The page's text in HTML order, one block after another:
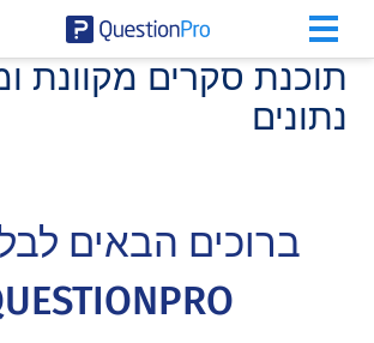
Skip
main
Skip
footer
תוכנת סקרים מקוונת
נתונים
ברוכים הבאים